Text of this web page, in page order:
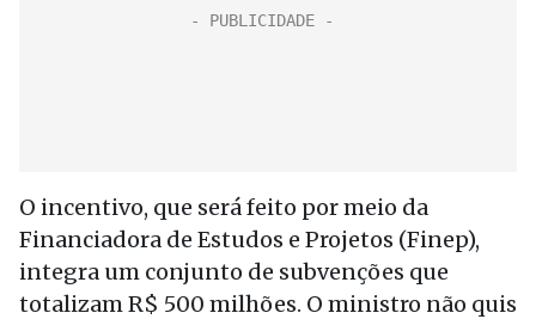
O incentivo, que será feito por meio da
Financiadora de Estudos e Projetos (Finep),
integra um conjunto de subvenções que
totalizam R$ 500 milhões. O ministro não quis